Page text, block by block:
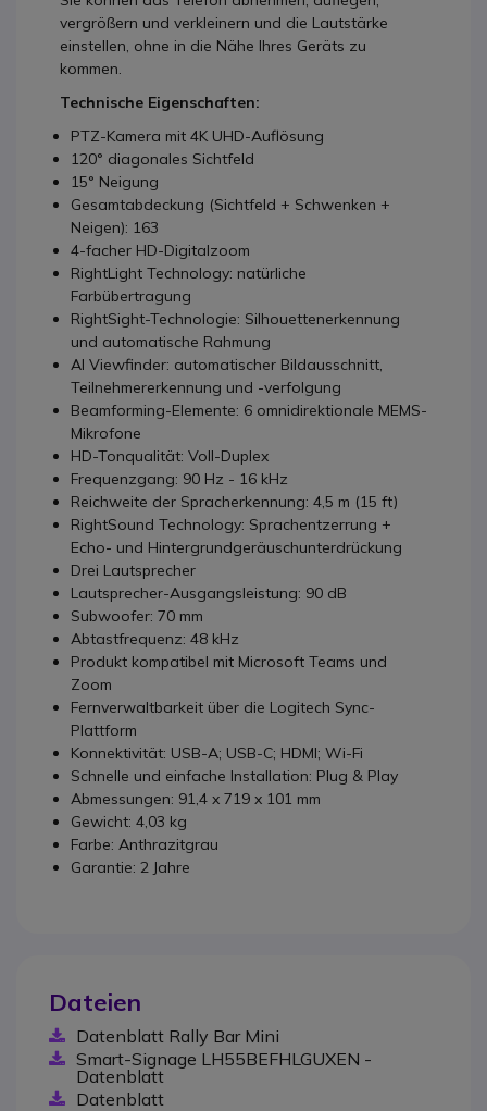
vergrößern und verkleinern und die Lautstärke
einstellen, ohne in die Nähe Ihres Geräts zu
kommen.
Technische Eigenschaften:
PTZ-Kamera mit 4K UHD-Auflösung
120° diagonales Sichtfeld
15° Neigung
Gesamtabdeckung (Sichtfeld + Schwenken +
Neigen): 163
4-facher HD-Digitalzoom
RightLight Technology: natürliche
Farbübertragung
RightSight-Technologie: Silhouettenerkennung
und automatische Rahmung
AI Viewfinder: automatischer Bildausschnitt,
Teilnehmererkennung und -verfolgung
Beamforming-Elemente: 6 omnidirektionale MEMS-
Mikrofone
HD-Tonqualität: Voll-Duplex
Frequenzgang: 90 Hz - 16 kHz
Reichweite der Spracherkennung: 4,5 m (15 ft)
RightSound Technology: Sprachentzerrung +
Echo- und Hintergrundgeräuschunterdrückung
Drei Lautsprecher
Lautsprecher-Ausgangsleistung: 90 dB
Subwoofer: 70 mm
Abtastfrequenz: 48 kHz
Produkt kompatibel mit Microsoft Teams und
Zoom
Fernverwaltbarkeit über die Logitech Sync-
Plattform
Konnektivität: USB-A; USB-C; HDMI; Wi-Fi
Schnelle und einfache Installation: Plug & Play
Abmessungen: 91,4 x 719 x 101 mm
Gewicht: 4,03 kg
Farbe: Anthrazitgrau
Garantie: 2 Jahre
Dateien
Datenblatt Rally Bar Mini
Smart-Signage LH55BEFHLGUXEN -
Datenblatt
Datenblatt